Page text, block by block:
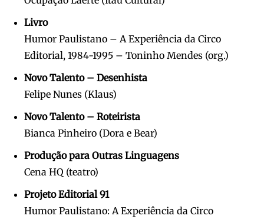
Livro
Humor Paulistano – A Experiência da Circo
Editorial, 1984-1995 – Toninho Mendes (org.)
Novo Talento – Desenhista
Felipe Nunes (Klaus)
Novo Talento – Roteirista
Bianca Pinheiro (Dora e Bear)
Produção para Outras Linguagens
Cena HQ (teatro)
Projeto Editorial 91
Humor Paulistano: A Experiência da Circo